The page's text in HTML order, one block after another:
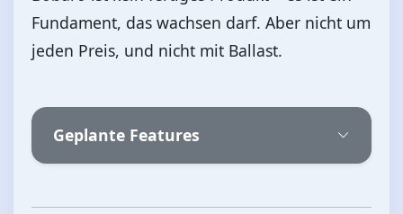
Fundament, das wachsen darf. Aber nicht um
jeden Preis, und nicht mit Ballast.
Geplante Features